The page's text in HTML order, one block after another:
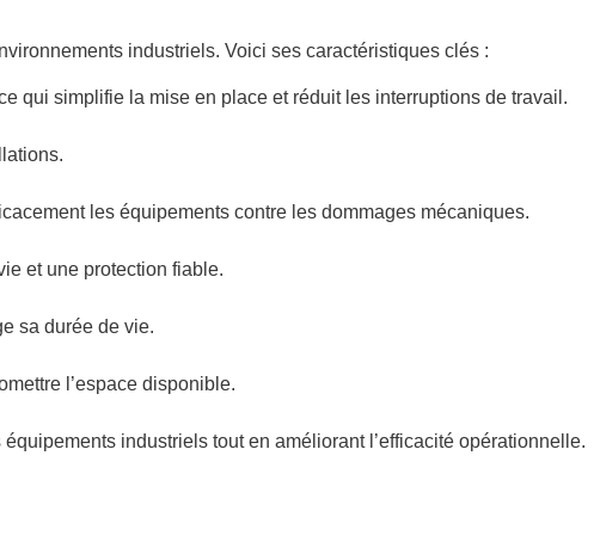
industriels. Voici ses caractéristiques clés :
qui simplifie la mise en place et réduit les interruptions de travail.
les équipements contre les dommages mécaniques.
et une protection fiable.
sa durée de vie.
l’espace disponible.
industriels tout en améliorant l’efficacité opérationnelle.